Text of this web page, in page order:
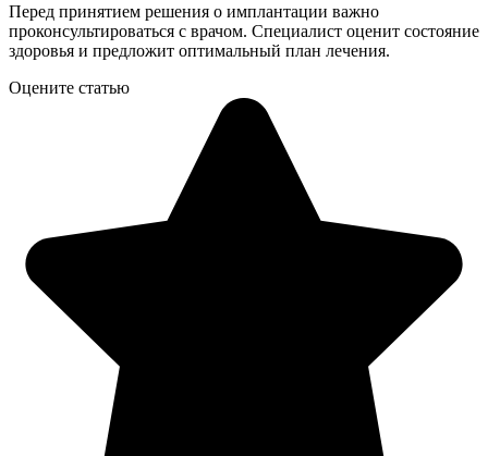
Перед принятием решения о имплантации важно
проконсультироваться с врачом. Специалист оценит состояние
здоровья и предложит оптимальный план лечения.
Оцените статью